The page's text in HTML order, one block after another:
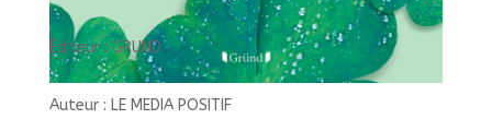
Éditeur : GRUND
Auteur : LE MEDIA POSITIF